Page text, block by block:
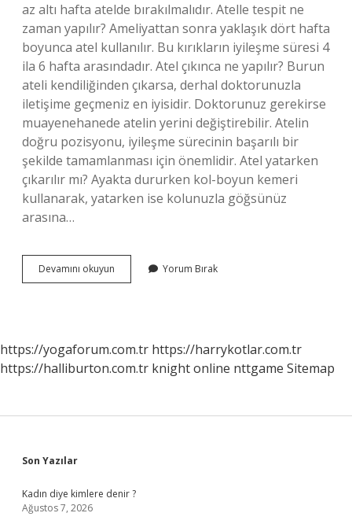
az altı hafta atelde bırakılmalıdır. Atelle tespit ne
zaman yapılır? Ameliyattan sonra yaklaşık dört hafta
boyunca atel kullanılır. Bu kırıkların iyileşme süresi 4
ila 6 hafta arasındadır. Atel çıkınca ne yapılır? Burun
ateli kendiliğinden çıkarsa, derhal doktorunuzla
iletişime geçmeniz en iyisidir. Doktorunuz gerekirse
muayenehanede atelin yerini değiştirebilir. Atelin
doğru pozisyonu, iyileşme sürecinin başarılı bir
şekilde tamamlanması için önemlidir. Atel yatarken
çıkarılır mı? Ayakta dururken kol-boyun kemeri
kullanarak, yatarken ise kolunuzla göğsünüz
arasına…
Devamını okuyun
Kaç
Yorum Bırak
https://yogaforum.com.tr https://harrykotlar.com.tr
https://halliburton.com.tr knight online nttgame Sitemap
Sidebar
Son Yazılar
Kadın diye kimlere denir ?
Ağustos 7, 2026